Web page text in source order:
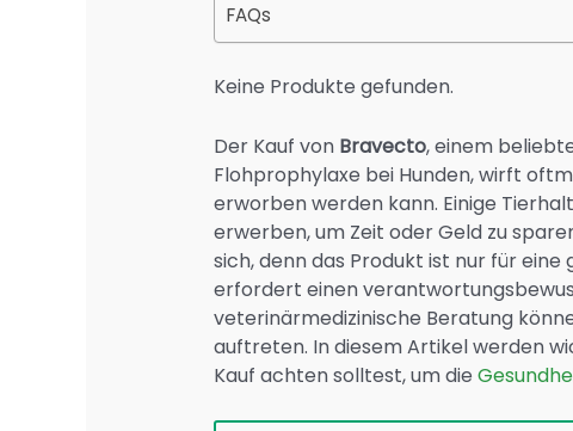
FAQs
Keine Produkte gefunden.
Der Kauf von Bravecto, einem
Flohprophylaxe bei Hunden, wirft
erworben werden kann. Einige
erwerben, um Zeit oder Geld zu
sich, denn das Produkt ist nur für
erfordert einen
veterinärmedizinische Beratung
auftreten. In diesem Artikel werden
Kauf achten solltest, um die